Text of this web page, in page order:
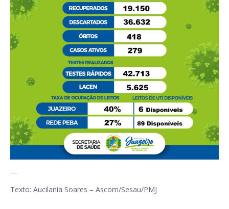
—
Texto: Aucilania Soares – Ascom/Sesau/PMJ